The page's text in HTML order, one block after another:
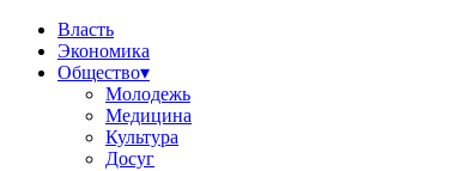
Власть
Экономика
Общество▾
Молодежь
Медицина
Культура
Досуг